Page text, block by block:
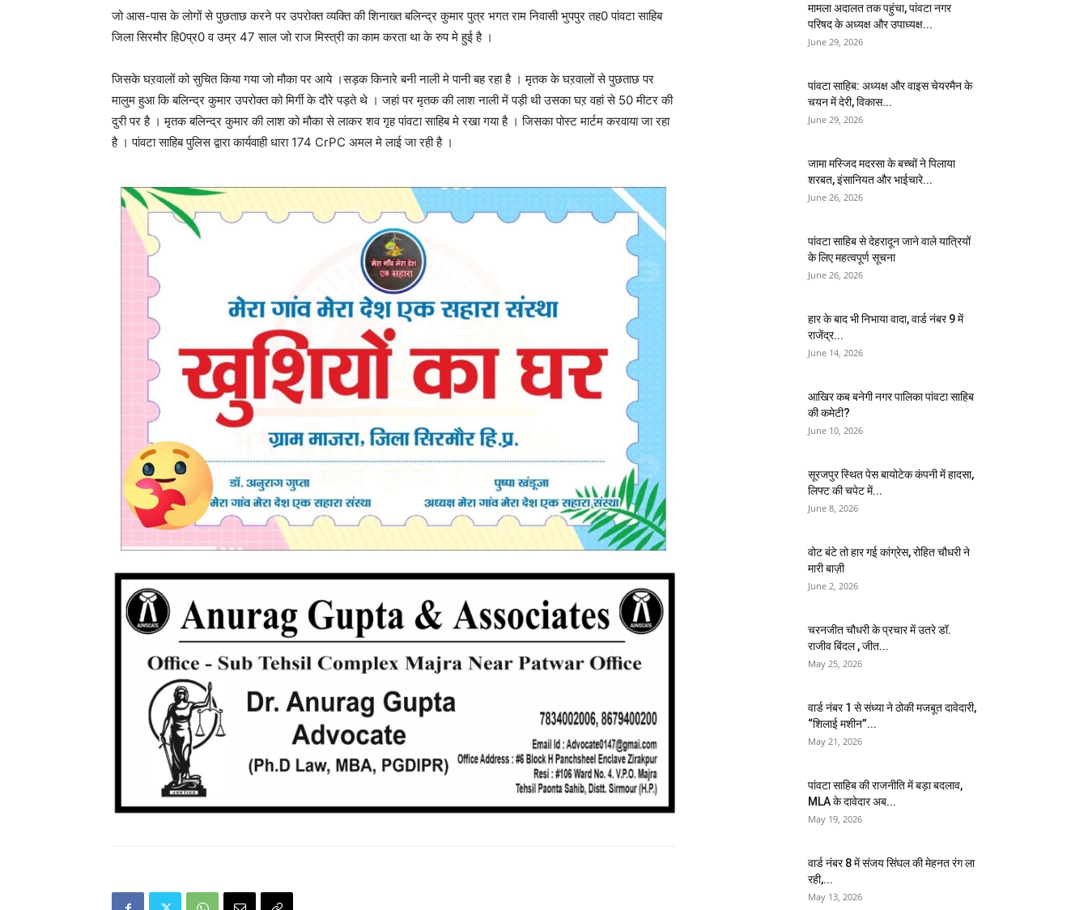
जो आस-पास के लोगों से पुछताछ करने पर उपरोक्त व्यक्ति की शिनाख्त बलिन्द्र कुमार पुत्र भगत राम निवासी भुपपुर तह0 पांवटा साहिब
जिला सिरमौर हि0प्र0 व उम्र 47 साल जो राज मिस्त्री का काम करता था के रुप मे हुई है ।
जिसके घऱवालों को सुचित किया गया जो मौका पर आये ।सड़क किनारे बनी नाली मे पानी बह रहा है । मृतक के घऱवालों से पुछताछ पर
मालुम हुआ कि बलिन्द्र कुमार उपरोक्त को मिर्गी के दौरे पड़ते थे । जहां पर मृतक की लाश नाली में पड़ी थी उसका घऱ वहां से 50 मीटर की
दुरी पर है । मृतक बलिन्द्र कुमार की लाश को मौका से लाकर शव गृह पांवटा साहिब मे रखा गया है । जिसका पोस्ट मार्टम करवाया जा रहा
है । पांवटा साहिब पुलिस द्वारा कार्यवाही धारा 174 CrPC अमल मे लाई जा रही है ।
मामला अदालत तक पहुंचा, पांवटा नगर
परिषद के अध्यक्ष और उपाध्यक्ष...
June 29, 2026
पांवटा साहिब: अध्यक्ष और वाइस चेयरमैन के
चयन में देरी, विकास...
June 29, 2026
जामा मस्जिद मदरसा के बच्चों ने पिलाया
शरबत, इंसानियत और भाईचारे...
June 26, 2026
पांवटा साहिब से देहरादून जाने वाले यात्रियों
के लिए महत्वपूर्ण सूचना
June 26, 2026
हार के बाद भी निभाया वादा, वार्ड नंबर 9 में
राजेंद्र...
June 14, 2026
आखिर कब बनेगी नगर पालिका पांवटा साहिब
की कमेटी?
June 10, 2026
सूरजपुर स्थित पेस बायोटेक कंपनी में हादसा,
लिफ्ट की चपेट में...
June 8, 2026
वोट बंटे तो हार गई कांग्रेस, रोहित चौधरी ने
मारी बाज़ी
June 2, 2026
चरनजीत चौधरी के प्रचार में उतरे डॉ.
राजीव बिंदल , जीत...
May 25, 2026
वार्ड नंबर 1 से संध्या ने ठोकी मजबूत दावेदारी,
“शिलाई मशीन”...
May 21, 2026
पांवटा साहिब की राजनीति में बड़ा बदलाव,
MLA के दावेदार अब...
May 19, 2026
वार्ड नंबर 8 में संजय सिंघल की मेहनत रंग ला
रही,...
May 13, 2026